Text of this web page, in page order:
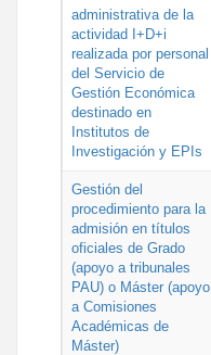
administrativa de la
actividad I+D+i
realizada por personal
del Servicio de
Gestión Económica
destinado en
Institutos de
Investigación y EPIs
Gestión del
procedimiento para la
admisión en títulos
oficiales de Grado
(apoyo a tribunales
PAU) o Máster (apoyo
a Comisiones
Académicas de
Máster)